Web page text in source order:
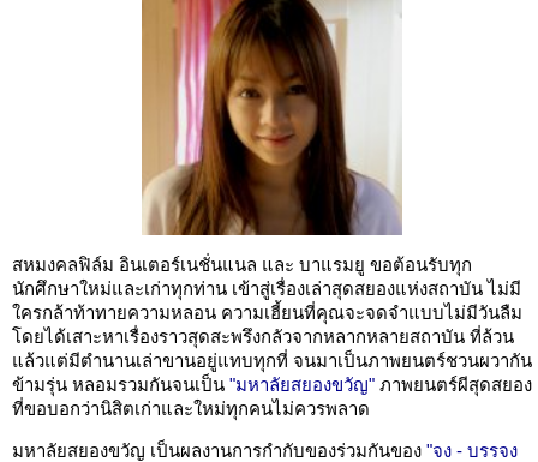
สหมงคลฟิล์ม อินเตอร์เนชั่นแนล และ บาแรมยู ขอต้อนรับทุก
นักศึกษาใหม่และเก่าทุกท่าน เข้าสู่เรื่องเล่าสุดสยองแห่งสถาบัน ไม่มี
ใครกล้าท้าทายความหลอน ความเฮี้ยนที่คุณจะจดจำแบบไม่มีวันลืม
โดยได้เสาะหาเรื่องราวสุดสะพรึงกลัวจากหลากหลายสถาบัน ที่ล้วน
แล้วแต่มีตำนานเล่าขานอยู่แทบทุกที่ จนมาเป็นภาพยนตร์ชวนผวากัน
ข้ามรุ่น หลอมรวมกันจนเป็น "มหาลัยสยองขวัญ" ภาพยนตร์ผีสุดสยอง
ที่ขอบอกว่านิสิตเก่าและใหม่ทุกคนไม่ควรพลาด
มหาลัยสยองขวัญ เป็นผลงานการกำกับของร่วมกันของ "จง - บรรจง